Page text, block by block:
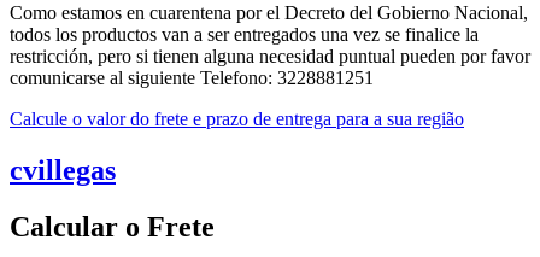
Como estamos en cuarentena por el Decreto del Gobierno Nacional,
todos los productos van a ser entregados una vez se finalice la
restricción, pero si tienen alguna necesidad puntual pueden por favor
comunicarse al siguiente Telefono: 3228881251
Calcule o valor do frete e prazo de entrega para a sua região
cvillegas
Calcular o Frete